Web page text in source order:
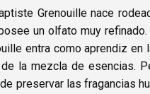
Grenouille nace
un olfato muy
entra como aprendiz
la mezcla de esencias.
preservar las fragancias